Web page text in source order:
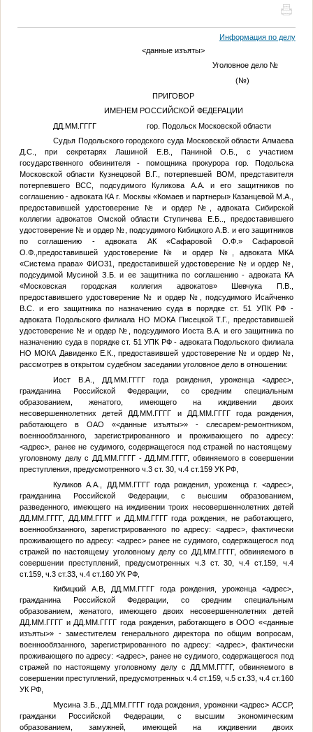
Информация по делу
<данные изъяты>
Уголовное дело №
(№)
ПРИГОВОР
ИМЕНЕМ РОССИЙСКОЙ ФЕДЕРАЦИИ
ДД.ММ.ГГГГгор. Подольск Московской области
Судья Подольского городского суда Московской области Алмаева
Д.С., при секретарях Лашиной Е.В., Паниной О.Б., с участием
государственного обвинителя - помощника прокурора гор. Подольска
Московской области Кузнецовой В.Г., потерпевшей
ВОМ, представителя
потерпевшего
ВСС, подсудимого Куликова А.А. и его защитников по
соглашению - адвоката КА г. Москвы «Комаев и партнеры» Казанцевой М.А.,
предоставившей удостоверение
№ и ордер № , адвоката Сибирской
коллегии адвокатов Омской области Ступичева Е.Б.., предоставившего
удостоверение № и ордер №, подсудимого Кибицкого А.В. и его защитников
по соглашению - адвоката АК «Сафаровой О.Ф.» Сафаровой
О.Ф.,предоставившей удостоверение № и ордер № , адвоката МКА
«Система права» ФИО31, предоставившей удостоверение № и ордер №,
подсудимой Мусиной З.Б. и ее защитника по соглашению - адвоката КА
«Московская городская коллегия адвокатов» Шевчука П.В.,
предоставившего удостоверение № и ордер № , подсудимого Исайченко
В.С. и его защитника по назначению суда в порядке ст. 51 УПК РФ -
адвоката Подольского филиала НО МОКА Писецкой Т.Г., предоставившей
удостоверение № и ордер № , подсудимого Иоста В.А. и его защитника по
назначению суда в порядке ст. 51 УПК РФ - адвоката Подольского филиала
НО МОКА Давиденко Е.К., предоставившей удостоверение № и ордер №,
рассмотрев в открытом судебном заседании уголовное дело в отношении:
Иост В.А.
ДД.ММ.ГГГГ года рождения, уроженца<адрес>
гражданина Российской Федерации, со средним специальным
образованием, женатого, имеющего на иждивении двоих
несовершеннолетних детей ДД.ММ.ГГГГ и ДД.ММ.ГГГГгода рождения,
работающего в ОАО «<данные изъяты>» - слесарем-ремонтником,
военнообязанного, зарегистрированного и проживающего по адресу:
<адрес>, ранее не судимого, содержащегося под стражей по настоящему
уголовному делу с ДД.ММ.ГГГГ- ДД.ММ.ГГГГ, обвиняемого в совершении
преступления, предусмотренного ч.3 ст. 30, ч.4 ст.159 УК РФ,
Куликов А.А.
ДД.ММ.ГГГГгода рождения, уроженца г.<адрес>
гражданина Российской Федерации, с высшим образованием,
разведенного, имеющего на иждивении троих несовершеннолетних детей
ДД.ММ.ГГГГ, ДД.ММ.ГГГГи ДД.ММ.ГГГГгода рождения, не работающего,
военнообязанного, зарегистрированного по адресу: <адрес>, фактически
проживающего по адресу: <адрес> ранее не судимого, содержащегося под
стражей по настоящему уголовному делу со ДД.ММ.ГГГГ, обвиняемого в
совершении преступлений, предусмотренных ч.3 ст. 30, ч.4 ст.159, ч.4
ст.159, ч.3 ст.33, ч.4 ст.160 УК РФ,
Кибицкий А.В, ДД.ММ.ГГГГгода рождения, уроженца<адрес>
гражданина Российской Федерации, со средним специальным
образованием, женатого, имеющего двоих несовершеннолетних детей
ДД.ММ.ГГГГи ДД.ММ.ГГГГ года рождения, работающего в ООО «<данные
изъяты>» - заместителем генерального директора по общим вопросам,
военнообязанного, зарегистрированного по адресу: <адрес>, фактически
проживающего по адресу: <адрес>, ранее не судимого, содержащегося под
стражей по настоящему уголовному делу с ДД.ММ.ГГГГ, обвиняемого в
совершении преступлений, предусмотренных ч.4 ст.159, ч.5 ст.33, ч.4 ст.160
УК РФ,
Мусина З.Б.
ДД.ММ.ГГГГ года рождения, уроженки<адрес> АССР,
гражданки Российской Федерации, с высшим экономическим
образованием, замужней, имеющей на иждивении двоих